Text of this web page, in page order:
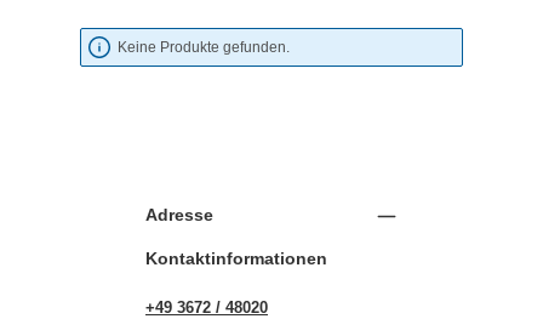
Keine Produkte gefunden.
Adresse
Kontaktinformationen
+49 3672 / 48020